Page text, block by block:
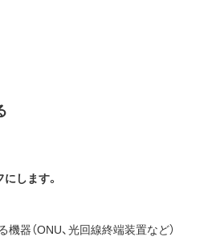
します。
器（ONU、光回線終端装置など）